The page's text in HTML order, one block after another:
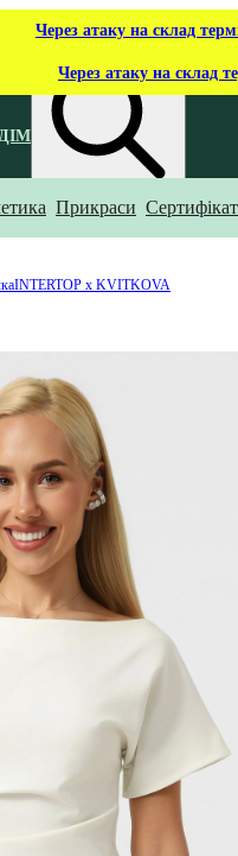
Через атаку на склад
Через атаку на склад
Що ти шукаєш?
Прикраси
INTERTOP x KVITKOVA